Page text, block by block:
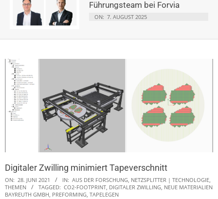
Führungsteam bei Forvia
ON: 7. AUGUST 2025
Digitaler Zwilling minimiert Tapeverschnitt
ON: 28. JUNI 2021 IN: AUS DER FORSCHUNG, NETZSPLITTER | TECHNOLOGIE,
THEMEN
TAGGED: CO2-FOOTPRINT, DIGITALER ZWILLING, NEUE MATERIALIEN
BAYREUTH GMBH, PREFORMING, TAPELEGEN